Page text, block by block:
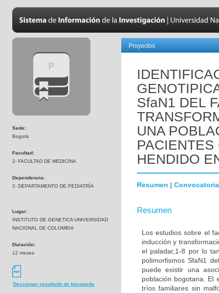
Sede:
Bogotá
Facultad:
2- FACULTAD DE MEDICINA
Dependencia:
2- DEPARTAMENTO DE PEDIATRÍA
Lugar:
INSTITUTO DE GENETICA UNIVERSIDAD
NACIONAL DE COLOMBIA
Duración:
12 meses
Descargar resultado de búsqueda
Proyectos
SfaN1 DEL
UNA
HENDIDO
Resumen | Convocatoria
Resumen
Los estudios sobre el
inducción y
el paladar,1-8 por lo
polimorfismos SfaN1
puede existir una
población bogotana. El
tríos familiares sin